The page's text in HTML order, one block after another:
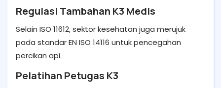
Regulasi Tambahan K3 Medis
Selain ISO 11612, sektor kesehatan juga merujuk
pada standar EN ISO 14116 untuk pencegahan
percikan api.
Pelatihan Petugas K3